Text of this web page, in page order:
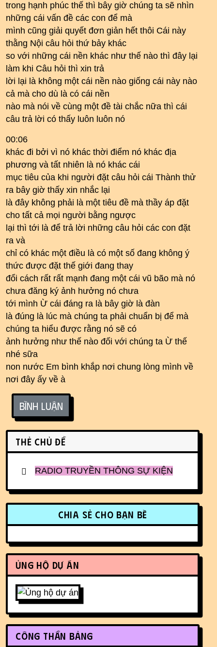
trong hạnh phúc thế thì bây giờ chúng ta sẽ nhìn
những cái vấn đề các con để mà
mình cũng giải quyết đơn giản hết thôi Cái này
thằng Nội câu hỏi thứ bảy khác
so với những cái nền khác như thế nào thì đây lại
làm khi Câu hỏi thì xin trả
lời lại là không một cái nền nào giống cái này nào
cả mà cho dù là có cái nền
nào mà nói về cùng một đề tài chắc nữa thì cái
câu trả lời có thấy luôn luôn nó
00:06
khác đi bởi vì nó khác thời điểm nó khác địa
phương và tất nhiên là nó khác cái
mục tiêu của khi người đặt câu hỏi cái Thành thử
ra bây giờ thấy xin nhắc lại
là đây không phải là một tiêu đề mà thầy áp đặt
cho tất cả mọi người bằng ngược
lại thì tới là để trả lời những câu hỏi các con đặt
ra và
chỉ có khác một điều là có một số đang không ý
thức được đặt thế giới đang thay
đổi cách rất rất mạnh đang một cái vũ bão mà nó
chưa đăng ký ảnh hưởng nó chưa
tới mình Ừ cái đáng ra là bây giờ là đàn
là đúng là lúc mà chúng ta phải chuẩn bị để mà
chúng ta hiểu được rằng nó sẽ có
ảnh hưởng như thế nào đối với chúng ta Ừ thế
nhé sữa
non nước Em bình khắp nơi chung lòng mình về
nơi đây ấy về à
Bình luận
Related content
Thẻ chủ đề
RADIO TRUYỀN THÔNG SỰ KIỆN
More content and functionality
Chia sẻ cho bạn bè
Ủng hộ dự án
Công thần bảng